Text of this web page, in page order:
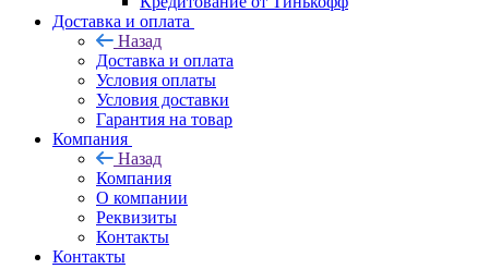
Доставка и оплата
Назад
Доставка и оплата
Условия оплаты
Условия доставки
Гарантия на товар
Компания
Назад
Компания
О компании
Реквизиты
Контакты
Контакты